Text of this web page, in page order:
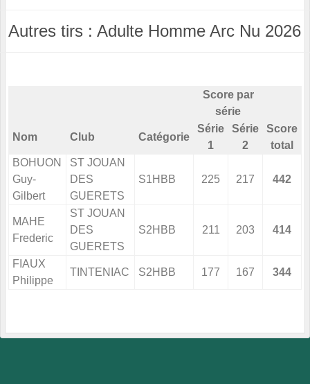
Autres tirs : Adulte Homme Arc Nu 2026
Score par
série
Nom Club Catégorie
Série
1
Série
2
Score
total
BOHUON
Guy-
Gilbert
ST JOUAN
DES
GUERETS
S1HBB 225 217 442
MAHE
Frederic
ST JOUAN
DES
GUERETS
S2HBB 211 203 414
FIAUX
Philippe
TINTENIAC S2HBB 177 167 344